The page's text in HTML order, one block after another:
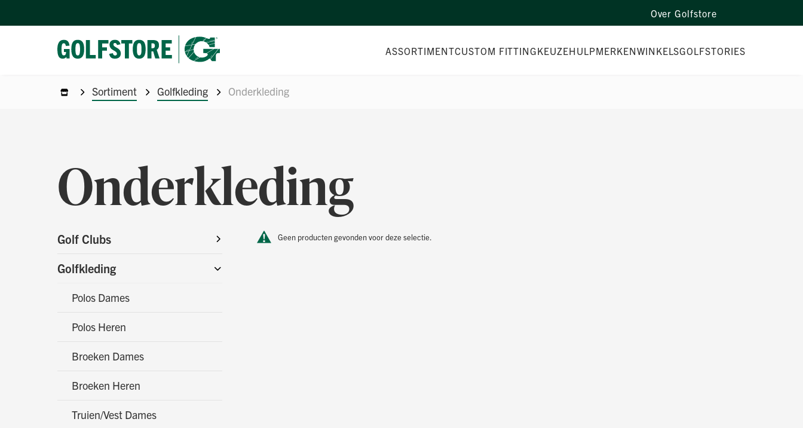
Over Golfstore
ASSORTIMENTCUSTOM FITTINGKEUZEHULPMERKENWINKELSGOLFSTORIES
Sortiment Golfkleding Onderkleding
Onderkleding
Geen producten gevonden voor deze selectie.
Golf Clubs
Golfkleding
Polos Dames
Polos Heren
Broeken Dames
Broeken Heren
Truien/Vest Dames